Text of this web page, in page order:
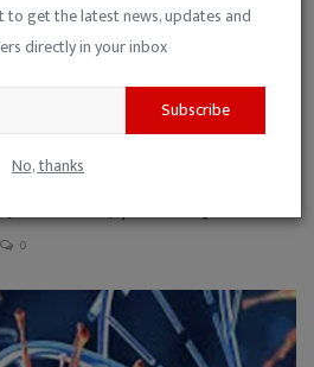
to get the latest news, updates and
directly in your inbox
Subscribe
No, thanks
जिला बदर, रतलाम सहित 6 जि...
0